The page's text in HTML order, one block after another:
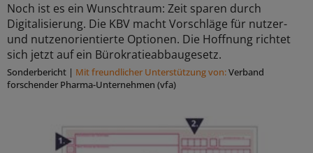
Noch ist es ein Wunschtraum: Zeit sparen durch
Digitalisierung. Die KBV macht Vorschläge für nutzer-
und nutzenorientierte Optionen. Die Hoffnung richtet
sich jetzt auf ein Bürokratieabbaugesetz.
Sonderbericht | Mit freundlicher Unterstützung von:Verband
forschender Pharma-Unternehmen (vfa)